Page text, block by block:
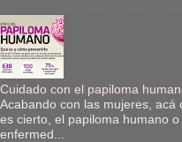
Cuidado con el papiloma
Acabando con las mujeres, acá
es cierto, el papiloma humano
enfermed...